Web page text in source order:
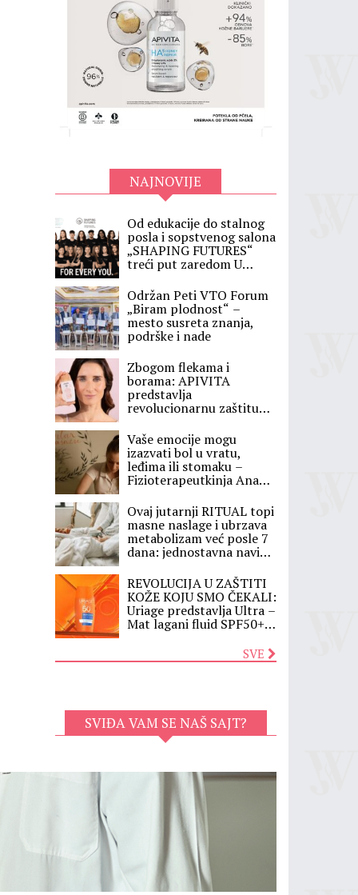
NAJNOVIJE
Od edukacije do stalnog
posla i sopstvenog salona
„SHAPING FUTURES“
treći put zaredom U
Održan Peti VTO Forum
„Biram plodnost“ –
mesto susreta znanja,
podrške i nade
Zbogom flekama i
borama: APIVITA
predstavlja
revolucionarnu zaštitu
evo zašto je Daily Age
Repair Tinted sve što
vam treba ovog leta
Vaše emocije mogu
izazvati bol u vratu,
leđima ili stomaku –
Fizioterapeutkinja Ana
između osećanja i bolesti
Ovaj jutarnji RITUAL topi
masne naslage i ubrzava
metabolizam već posle 7
dana: jednostavna navika
većina ljudi je preskače
REVOLUCIJA U ZAŠTITI
KOŽE KOJU SMO ČEKALI:
Uriage predstavlja Ultra –
Mat lagani fluid SPF50+ –
SVE
SVIĐA VAM SE NAŠ SAJT?